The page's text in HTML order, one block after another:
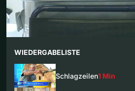
WIEDERGABELISTE
Schlagzeilen1 Min